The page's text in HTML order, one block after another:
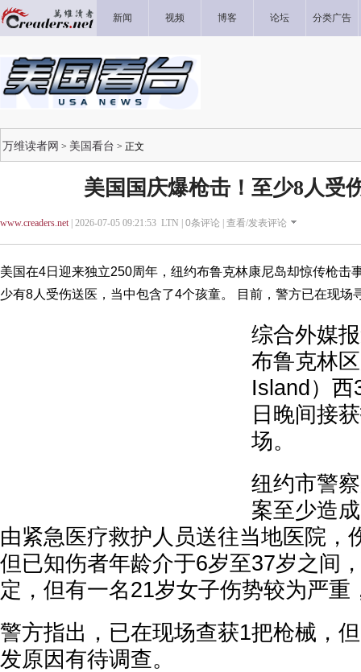
新闻 视频 博客 论坛 分类广告
万维读者网 > 美国看台 > 正文
美国国庆爆枪击！至少8人受
www.creaders.net| 2026-07-05 09:21:53 LTN | 0条评论 | 查看/发表评论
美国在4日迎来独立250周年，纽约布鲁克林康尼岛却惊传枪击
少有8人受伤送医，当中包含了4个孩童。 目前，警方已在现场
综合外媒
布鲁克林
Island）西
日晚间接
场。
纽约市警
案至少造
由紧急医疗救护人员送往当地医院，
但已知伤者年龄介于6岁至37岁之间
定，但有一名21岁女子伤势较为严重
警方指出，已在现场查获1把枪械，
发原因有待调查。